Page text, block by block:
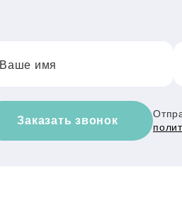
Ваше имя
Заказать звонок